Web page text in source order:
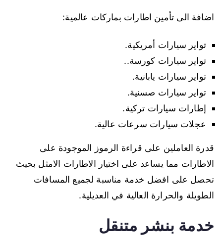
اضافة الى تأمين اطارات بماركات عالمية:
تواير سيارات أمريكية.
تواير سيارات كورسة..
تواير سيارات يابانية.
تواير سيارات صسنية.
إطارات سيارات تركية.
عجلات سيارات سرعات عالية.
قدرة العاملين على قراءة الرموز الموجودة على
الاطارات مما يساعد على اختيار الاطارات الامثل بحيث
تحصل على افضل خدمة مناسبة لجميع المسافات
الطويلة والحرارة العالية في العديلية.
خدمة بنشر متنقل